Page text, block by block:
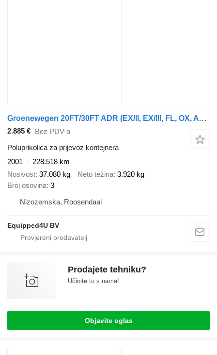
Groenewegen 20FT/30FT ADR (EX/II, EX/III, FL, OX, AT) / drum / NL-Chassis
2.885 € Bez PDV-a
Poluprikolica za prijevoz kontejnera
2001
228.518 km
Nosivost 37.080 kg Neto težina 3.920 kg
Broj osovina 3
Nizozemska, Roosendaal
Equipped4U BV
Prodajete tehniku?
Učinite to s nama!
Objavite oglas